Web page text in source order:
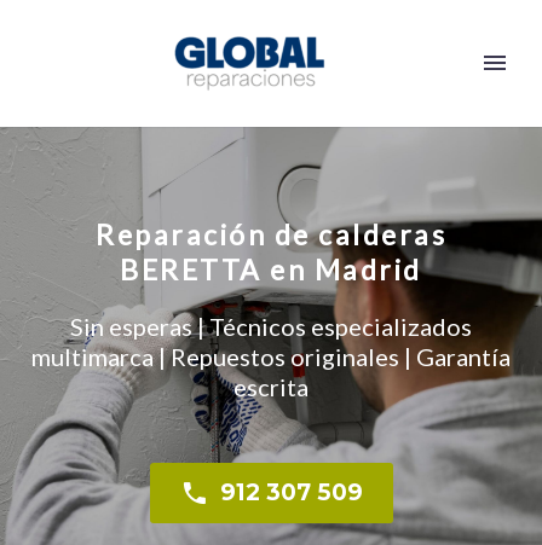
Reparación de calderas
BERETTA en Madrid
Sin esperas | Técnicos especializados
multimarca | Repuestos originales | Garantía
escrita
 912 307 509